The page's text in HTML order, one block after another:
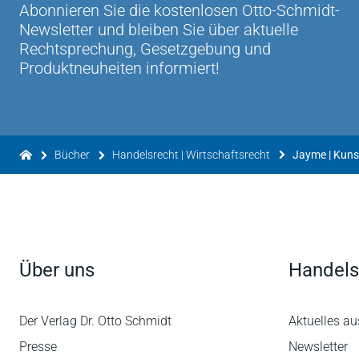
Abonnieren Sie die kostenlosen Otto-Schmidt-
Newsletter und bleiben Sie über aktuelle
Rechtsprechung, Gesetzgebung und
Produktneuheiten informiert!
Bücher Handelsrecht | Wirtschaftsrecht Jayme |
Über uns
Der Verlag Dr. Otto Schmidt
Presse
Aktuelles
Newsletter